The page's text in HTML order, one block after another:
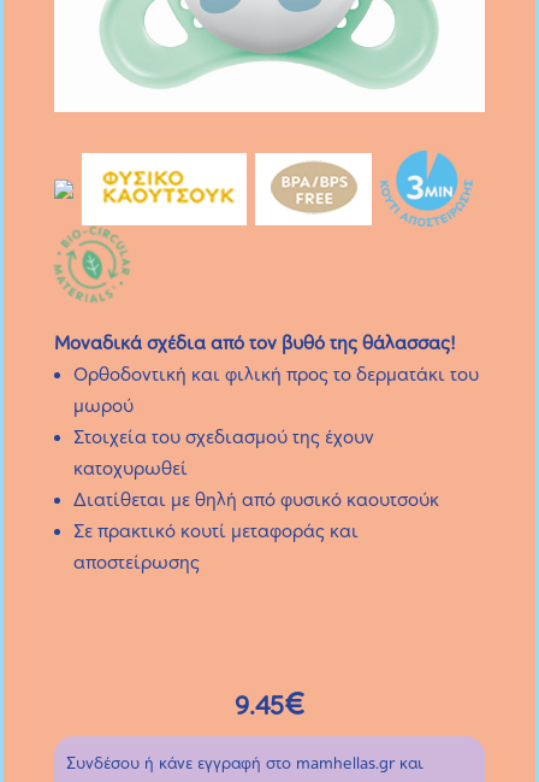
Μοναδικά σχέδια από τον βυθό της θάλασσας!
Ορθοδοντική και φιλική προς το δερματάκι του
μωρού
Στοιχεία του σχεδιασμού της έχουν
κατοχυρωθεί
Διατίθεται με θηλή από φυσικό καουτσούκ
Σε πρακτικό κουτί μεταφοράς και
αποστείρωσης
9.45€
Συνδέσου ή κάνε εγγραφή στο mamhellas.gr και